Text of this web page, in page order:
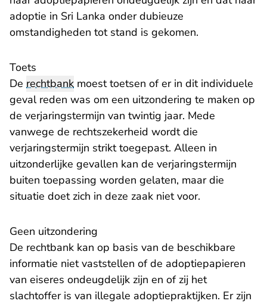
adoptie in Sri Lanka onder dubieuze
omstandigheden tot stand is gekomen.
​Toets
De rechtbank moest toetsen of er in dit individuele
geval reden was om een uitzondering te maken op
de verjaringstermijn van twintig jaar. Mede
vanwege de rechtszekerheid wordt die
verjaringstermijn strikt toegepast. Alleen in
uitzonderlijke gevallen kan de verjaringstermijn
buiten toepassing worden gelaten, maar die
situatie doet zich in deze zaak niet voor.
​Geen uitzondering
De rechtbank kan op basis van de beschikbare
informatie niet vaststellen of de adoptiepapieren
van eiseres ondeugdelijk zijn en of zij het
slachtoffer is van illegale adoptiepraktijken. Er zijn